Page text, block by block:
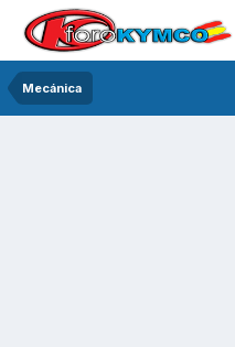
Mecánica